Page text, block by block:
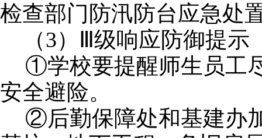
检查部门防汛防台应急处
（3）Ⅲ级响应防御提示
①学校要提醒师生员工
安全避险。
②后勤保障处和基建办